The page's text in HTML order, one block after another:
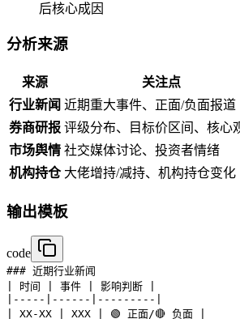
后核心成因
分析来源
来源
关注点
行业新闻 近期重大事件、正面/负面报道
券商研报 评级分布、目标价区间、核心
市场舆情 社交媒体讨论、投资者情绪
机构持仓 大佬增持/减持、机构持仓变化
输出模板
code
### 近期行业新闻
| 时间 | 事件 | 影响判断 |
|-----|------|---------|
| XX-XX | XXX | 🟢 正面/🔴 负面 |